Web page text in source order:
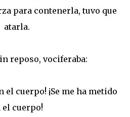
para contenerla, tuvo que
atarla.
reposo, vociferaba:
el cuerpo! ¡Se me ha metido
el cuerpo!